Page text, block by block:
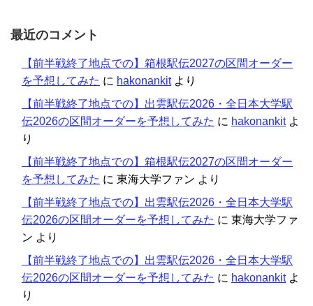
最近のコメント
【前半戦終了地点での】箱根駅伝2027の区間オーダー
を予想してみた に hakonankitより
【前半戦終了地点での】出雲駅伝2026・全日本大学駅
伝2026の区間オーダーを予想してみた に hakonankitよ
り
【前半戦終了地点での】箱根駅伝2027の区間オーダー
を予想してみた に 東海大学ファン より
【前半戦終了地点での】出雲駅伝2026・全日本大学駅
伝2026の区間オーダーを予想してみた に 東海大学ファ
ン より
【前半戦終了地点での】出雲駅伝2026・全日本大学駅
伝2026の区間オーダーを予想してみた に hakonankitよ
り